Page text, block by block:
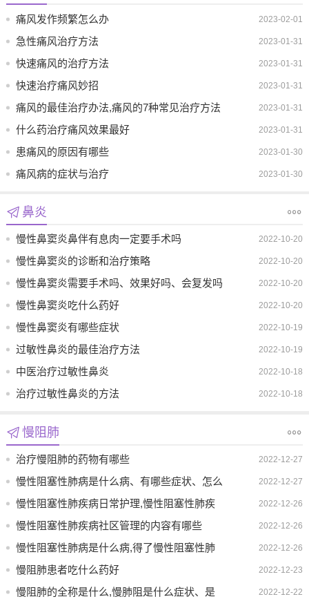
2023-02-01
痛风发作频繁怎么办
2023-01-31
急性痛风治疗方法
2023-01-31
快速痛风的治疗方法
2023-01-31
快速治疗痛风妙招
2023-01-31
痛风的最佳治疗办法,痛风的7种常见治疗方法
要综合运用
2023-01-31
什么药治疗痛风效果最好
2023-01-30
患痛风的原因有哪些
2023-01-30
痛风病的症状与治疗
鼻炎
2022-10-20
慢性鼻窦炎鼻伴有息肉一定要手术吗
2022-10-20
慢性鼻窦炎的诊断和治疗策略
2022-10-20
慢性鼻窦炎需要手术吗、效果好吗、会复发吗
2022-10-20
慢性鼻窦炎吃什么药好
2022-10-19
慢性鼻窦炎有哪些症状
2022-10-19
过敏性鼻炎的最佳治疗方法
2022-10-18
中医治疗过敏性鼻炎
2022-10-18
治疗过敏性鼻炎的方法
慢阻肺
2022-12-27
治疗慢阻肺的药物有哪些
2022-12-27
慢性阻塞性肺病是什么病、有哪些症状、怎么
治疗
2022-12-26
慢性阻塞性肺疾病日常护理,慢性阻塞性肺疾
病食疗吃什么
2022-12-26
慢性阻塞性肺疾病社区管理的内容有哪些
2022-12-26
慢性阻塞性肺病是什么病,得了慢性阻塞性肺
病怎么办
2022-12-23
慢阻肺患者吃什么药好
2022-12-22
慢阻肺的全称是什么,慢肺阻是什么症状、是